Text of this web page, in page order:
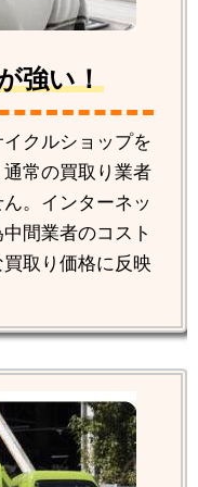
強い！
クルショップを
常の買取り業者
。インターネッ
間業者のコスト
取り価格に反映